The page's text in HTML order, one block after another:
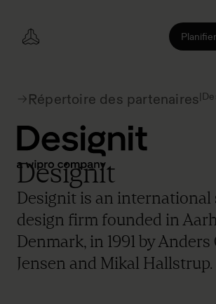
Répertoire des partenaires|
Designit
Designit is an international
design firm founded in
Denmark, in 1991 by Anders
Jensen and Mikal Hallstrup.